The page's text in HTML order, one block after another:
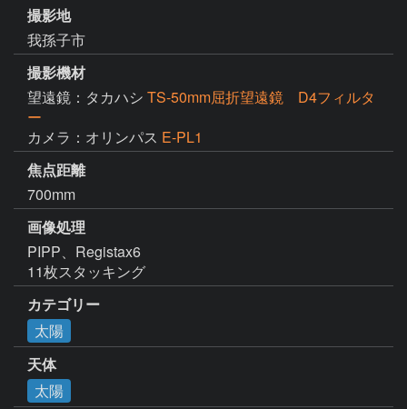
撮影地
我孫子市
撮影機材
望遠鏡：タカハシ TS-50mm屈折望遠鏡 D4フィルタ
ー
カメラ：オリンパス E-PL1
焦点距離
700mm
画像処理
PIPP、Registax6
11枚スタッキング
カテゴリー
太陽
天体
太陽